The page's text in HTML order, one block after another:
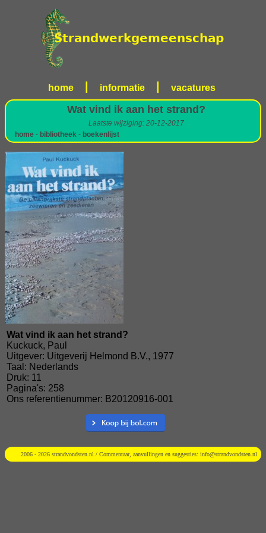
home informatie vacatures
Wat vind ik aan het strand?
Laatste wijziging: 20-12-2017
home - bibliotheek - boekenlijst
Wat vind ik aan het strand?
Kuckuck, Paul
Uitgever: Uitgeverij Helmond B.V., 1977
Taal: Nederlands
Druk: 11
Pagina's: 258
Ons referentienummer: B20120916-001
2006 - 2026 strandvondsten.nl / Commentaar, aanvullingen en suggesties: info@strandvondsten.nl